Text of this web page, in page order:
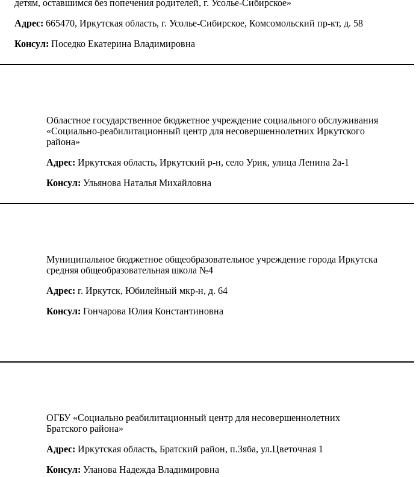
детям, оставшимся без попечения родителей, г. Усолье-Сибирское»
Адрес: 665470, Иркутская область, г. Усолье-Сибирское, Комсомольский пр-кт, д. 58
Консул: Поседко Екатерина Владимировна
Областное государственное бюджетное учреждение социального обслуживания
«Социально-реабилитационный центр для несовершеннолетних Иркутского
района»
Адрес: Иркутская область, Иркутский р-н, село Урик, улица Ленина 2а-1
Консул: Ульянова Наталья Михайловна
Муниципальное бюджетное общеобразовательное учреждение города Иркутска
средняя общеобразовательная школа №4
Адрес: г. Иркутск, Юбилейный мкр-н, д. 64
Консул: Гончарова Юлия Константиновна
ОГБУ «Социально реабилитационный центр для несовершеннолетних
Братского района»
Адрес: Иркутская область, Братский район, п.Зяба, ул.Цветочная 1
Консул: Уланова Надежда Владимировна